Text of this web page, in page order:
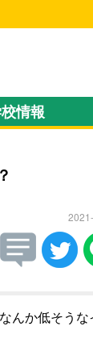
情報
んか低そうな